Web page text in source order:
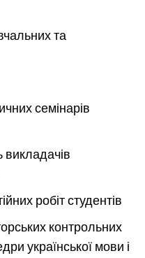
та
семінарів
викладачів
робіт студентів
контрольних
української мови і